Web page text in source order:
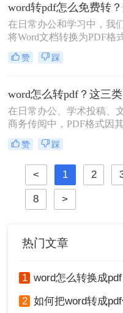
向您介绍几种批量将Word
PDF的有效方法，帮助您
提高工作效率。
在日常办公和学习中，我
将Word文档转换为PDF格
不同设备和平台上保持一
可读性。虽然市面上有很
寻找免费的方法来实现
那么word转pdf怎么免费转
我们将介绍几种免费转换
的方法。
赞 踩
在日常办公、学术投稿、
商务传阅中，PDF格式因
平台一致性、不易被随意
和专业的视觉效果，已成
的标准格式。而Microsoft
主流的文档编辑工具，将
地转换为PDF，是每个职
生的必备技能。尽管Word
性的全部要求。那么word
呢？本文将系统性地
赞 踩
< 1 2
8 >
热门文章
1 word怎么转换成pdf？四种实
2 如何把word转成pdf保